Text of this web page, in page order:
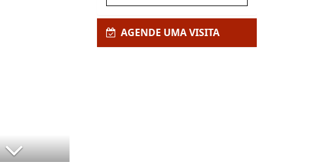
AGENDE UMA VISITA